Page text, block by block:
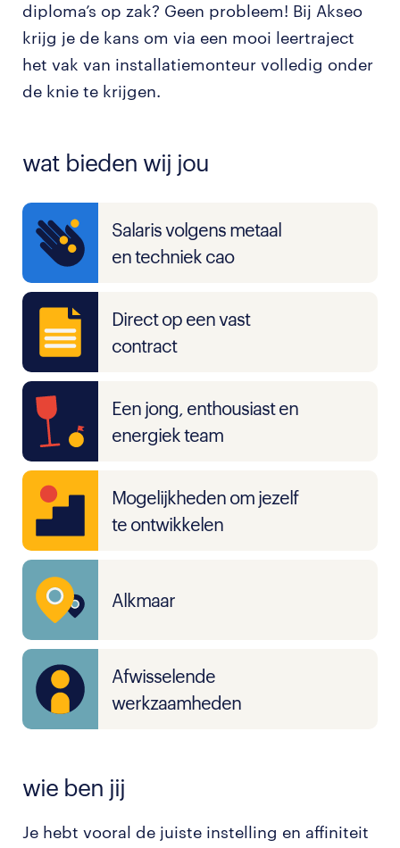
diploma’s op zak? Geen probleem! Bij Akseo
krijg je de kans om via een mooi leertraject
het vak van installatiemonteur volledig onder
de knie te krijgen.
wat bieden wij jou
Salaris volgens metaal
en techniek cao
Direct op een vast
contract
Een jong, enthousiast en
energiek team
Mogelijkheden om jezelf
te ontwikkelen
Alkmaar
Afwisselende
werkzaamheden
wie ben jij
Je hebt vooral de juiste instelling en affiniteit